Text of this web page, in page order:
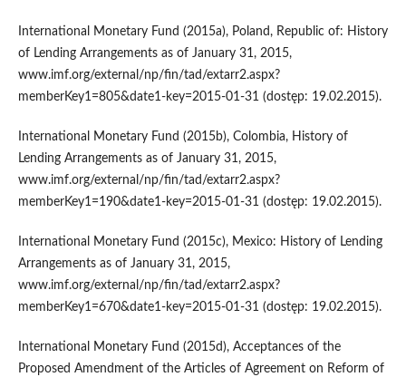
International Monetary Fund (2015a), Poland, Republic of: History
of Lending Arrangements as of January 31, 2015,
www.imf.org/external/np/fin/tad/extarr2.aspx?
memberKey1=805&date1-key=2015-01-31 (dostęp: 19.02.2015).
International Monetary Fund (2015b), Colombia, History of
Lending Arrangements as of January 31, 2015,
www.imf.org/external/np/fin/tad/extarr2.aspx?
memberKey1=190&date1-key=2015-01-31 (dostęp: 19.02.2015).
International Monetary Fund (2015c), Mexico: History of Lending
Arrangements as of January 31, 2015,
www.imf.org/external/np/fin/tad/extarr2.aspx?
memberKey1=670&date1-key=2015-01-31 (dostęp: 19.02.2015).
International Monetary Fund (2015d), Acceptances of the
Proposed Amendment of the Articles of Agreement on Reform of